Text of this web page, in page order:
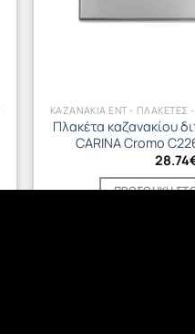
KAZANAKIA ENT -
Πλακέτα καζανακίου
CARINA Cromo
28.74
ΠΡΟΣΘΉΚΗ